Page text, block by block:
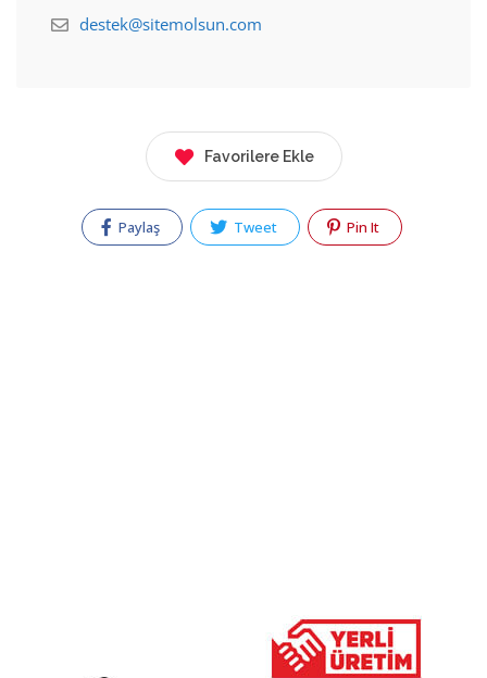
destek@sitemolsun.com
Favorilere Ekle
Paylaş Tweet Pin It